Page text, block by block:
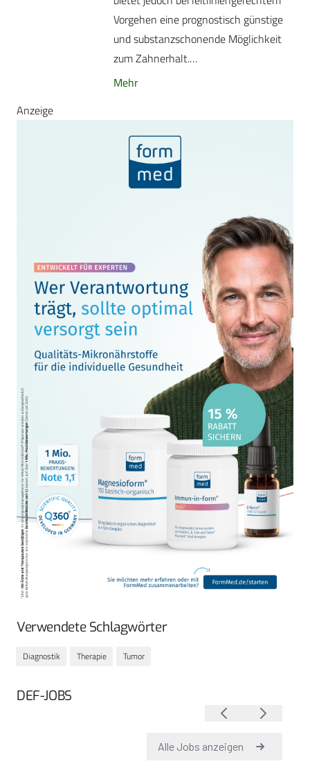
Vorgehen eine prognostisch günstige
und substanzschonende Möglichkeit
zum Zahnerhalt.…
Mehr
Anzeige
Verwendete Schlagwörter
Diagnostik Therapie Tumor
DEF-JOBS